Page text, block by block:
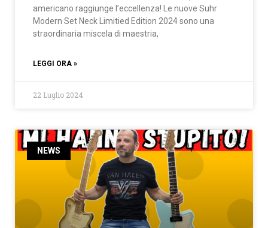
americano raggiunge l’eccellenza! Le nuove Suhr
Modern Set Neck Limitied Edition 2024 sono una
straordinaria miscela di maestria,
LEGGI ORA »
22 Luglio 2024
NEWS